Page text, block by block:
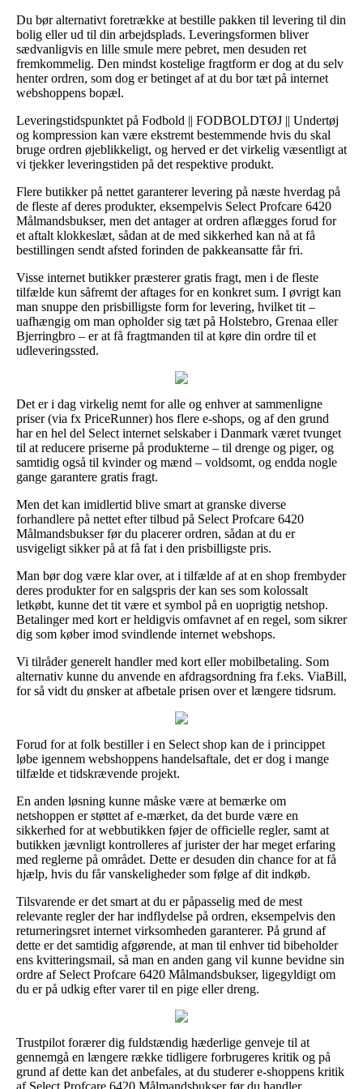
Du bør alternativt foretrække at bestille pakken til levering til din
bolig eller ud til din arbejdsplads. Leveringsformen bliver
sædvanligvis en lille smule mere pebret, men desuden ret
fremkommelig. Den mindst kostelige fragtform er dog at du selv
henter ordren, som dog er betinget af at du bor tæt på internet
webshoppens bopæl.
Leveringstidspunktet på Fodbold || FODBOLDTØJ || Undertøj
og kompression kan være ekstremt bestemmende hvis du skal
bruge ordren øjeblikkeligt, og herved er det virkelig væsentligt at
vi tjekker leveringstiden på det respektive produkt.
Flere butikker på nettet garanterer levering på næste hverdag på
de fleste af deres produkter, eksempelvis Select Profcare 6420
Målmandsbukser, men det antager at ordren aflægges forud for
et aftalt klokkeslæt, sådan at de med sikkerhed kan nå at få
bestillingen sendt afsted forinden de pakkeansatte får fri.
Visse internet butikker præsterer gratis fragt, men i de fleste
tilfælde kun såfremt der aftages for en konkret sum. I øvrigt kan
man snuppe den prisbilligste form for levering, hvilket tit –
uafhængig om man opholder sig tæt på Holstebro, Grenaa eller
Bjerringbro – er at få fragtmanden til at køre din ordre til et
udleveringssted.
Det er i dag virkelig nemt for alle og enhver at sammenligne
priser (via fx PriceRunner) hos flere e-shops, og af den grund
har en hel del Select internet selskaber i Danmark været tvunget
til at reducere priserne på produkterne – til drenge og piger, og
samtidig også til kvinder og mænd – voldsomt, og endda nogle
gange garantere gratis fragt.
Men det kan imidlertid blive smart at granske diverse
forhandlere på nettet efter tilbud på Select Profcare 6420
Målmandsbukser før du placerer ordren, sådan at du er
usvigeligt sikker på at få fat i den prisbilligste pris.
Man bør dog være klar over, at i tilfælde af at en shop frembyder
deres produkter for en salgspris der kan ses som kolossalt
letkøbt, kunne det tit være et symbol på en uoprigtig netshop.
Betalinger med kort er heldigvis omfavnet af en regel, som sikrer
dig som køber imod svindlende internet webshops.
Vi tilråder generelt handler med kort eller mobilbetaling. Som
alternativ kunne du anvende en afdragsordning fra f.eks. ViaBill,
for så vidt du ønsker at afbetale prisen over et længere tidsrum.
Forud for at folk bestiller i en Select shop kan de i princippet
løbe igennem webshoppens handelsaftale, det er dog i mange
tilfælde et tidskrævende projekt.
En anden løsning kunne måske være at bemærke om
netshoppen er støttet af e-mærket, da det burde være en
sikkerhed for at webbutikken føjer de officielle regler, samt at
butikken jævnligt kontrolleres af jurister der har meget erfaring
med reglerne på området. Dette er desuden din chance for at få
hjælp, hvis du får vanskeligheder som følge af dit indkøb.
Tilsvarende er det smart at du er påpasselig med de mest
relevante regler der har indflydelse på ordren, eksempelvis den
returneringsret internet virksomheden garanterer. På grund af
dette er det samtidig afgørende, at man til enhver tid bibeholder
ens kvitteringsmail, så man en anden gang vil kunne bevidne sin
ordre af Select Profcare 6420 Målmandsbukser, ligegyldigt om
du er på udkig efter varer til en pige eller dreng.
Trustpilot forærer dig fuldstændig hæderlige genveje til at
gennemgå en længere række tidligere forbrugeres kritik og på
grund af dette kan det anbefales, at du studerer e-shoppens kritik
af Select Profcare 6420 Målmandsbukser før du handler.